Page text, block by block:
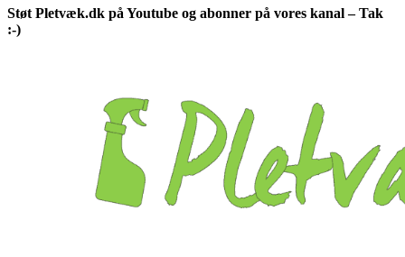
Støt Pletvæk.dk på Youtube og abonner på vores kanal – Tak
:-)